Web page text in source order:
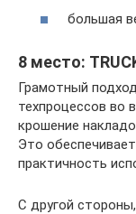
большая
8 место:
Грамотный
техпроцессов во
крошение
Это
практичность
С другой